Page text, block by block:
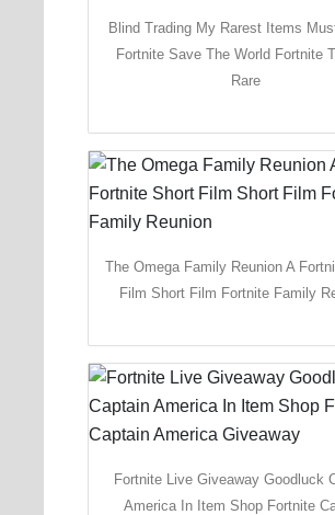
Blind Trading My Rarest Items
Fortnite Save The World Fortnite
Rare
The Omega Family Reunion A
Film Short Film Fortnite Family
Fortnite Live Giveaway Goodluck
America In Item Shop Fortnite